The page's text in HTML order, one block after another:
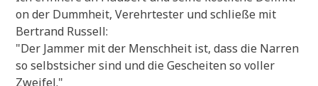
on der Dumm­heit, Ver­ehr­te­ster und schlie­ße mit
Bert­rand Russell:
"Der Jam­mer mit der Mensch­heit ist, dass die Nar­ren
so selbst­si­cher sind und die Geschei­ten so vol­ler
Zweifel."